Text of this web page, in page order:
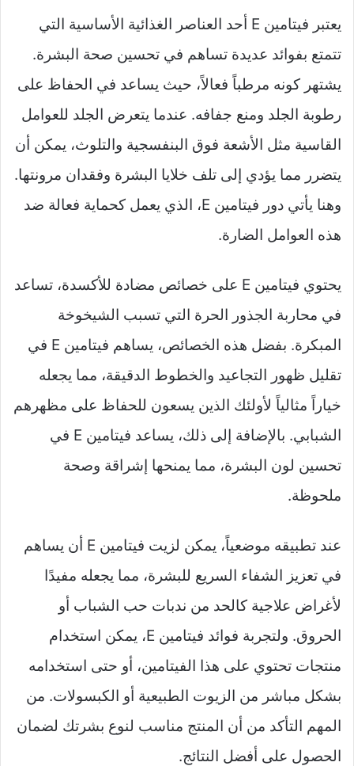
يعتبر فيتامين E أحد العناصر الغذائية الأساسية التي
تتمتع بفوائد عديدة تساهم في تحسين صحة البشرة.
يشتهر كونه مرطباً فعالاً، حيث يساعد في الحفاظ على
رطوبة الجلد ومنع جفافه. عندما يتعرض الجلد للعوامل
القاسية مثل الأشعة فوق البنفسجية والتلوث، يمكن أن
يتضرر مما يؤدي إلى تلف خلايا البشرة وفقدان مرونتها.
وهنا يأتي دور فيتامين E، الذي يعمل كحماية فعالة ضد
هذه العوامل الضارة.
يحتوي فيتامين E على خصائص مضادة للأكسدة، تساعد
في محاربة الجذور الحرة التي تسبب الشيخوخة
المبكرة. بفضل هذه الخصائص، يساهم فيتامين E في
تقليل ظهور التجاعيد والخطوط الدقيقة، مما يجعله
خياراً مثالياً لأولئك الذين يسعون للحفاظ على مظهرهم
الشبابي. بالإضافة إلى ذلك، يساعد فيتامين E في
تحسين لون البشرة، مما يمنحها إشراقة وصحة
ملحوظة.
عند تطبيقه موضعياً، يمكن لزيت فيتامين E أن يساهم
في تعزيز الشفاء السريع للبشرة، مما يجعله مفيدًا
لأغراض علاجية كالحد من ندبات حب الشباب أو
الحروق. ولتجربة فوائد فيتامين E، يمكن استخدام
منتجات تحتوي على هذا الفيتامين، أو حتى استخدامه
بشكل مباشر من الزيوت الطبيعية أو الكبسولات. من
المهم التأكد من أن المنتج مناسب لنوع بشرتك لضمان
الحصول على أفضل النتائج.